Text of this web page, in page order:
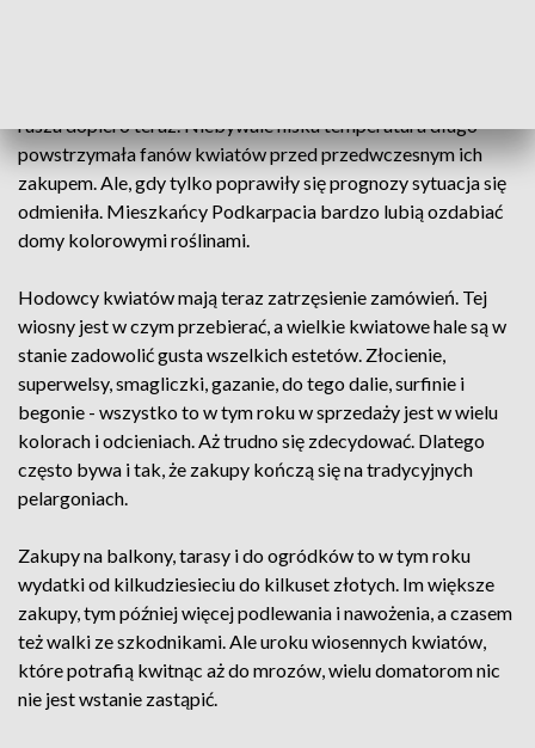
rusza dopiero teraz. Niebywale niska temperatura długo
powstrzymała fanów kwiatów przed przedwczesnym ich
zakupem. Ale, gdy tylko poprawiły się prognozy sytuacja się
odmieniła. Mieszkańcy Podkarpacia bardzo lubią ozdabiać
domy kolorowymi roślinami.
Hodowcy kwiatów mają teraz zatrzęsienie zamówień. Tej
wiosny jest w czym przebierać, a wielkie kwiatowe hale są w
stanie zadowolić gusta wszelkich estetów. Złocienie,
superwelsy, smagliczki, gazanie, do tego dalie, surfinie i
begonie - wszystko to w tym roku w sprzedaży jest w wielu
kolorach i odcieniach. Aż trudno się zdecydować. Dlatego
często bywa i tak, że zakupy kończą się na tradycyjnych
pelargoniach.
Zakupy na balkony, tarasy i do ogródków to w tym roku
wydatki od kilkudziesieciu do kilkuset złotych. Im większe
zakupy, tym później więcej podlewania i nawożenia, a czasem
też walki ze szkodnikami. Ale uroku wiosennych kwiatów,
które potrafią kwitnąc aż do mrozów, wielu domatorom nic
nie jest wstanie zastąpić.